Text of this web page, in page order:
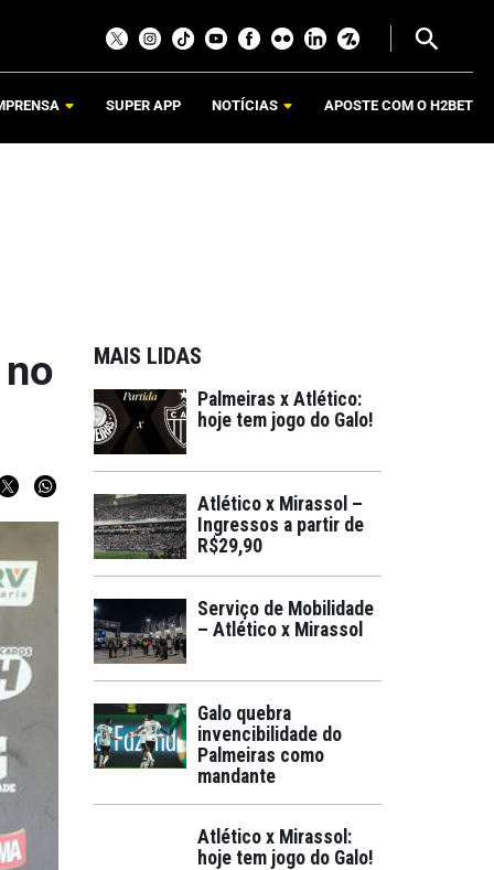
SUPER APP NOTÍCIAS APOSTE COM O H2BET
MAIS LIDAS
Palmeiras x Atlético:
hoje tem jogo do Galo!
Atlético x Mirassol –
Ingressos a partir de
R$29,90
Serviço de Mobilidade
– Atlético x Mirassol
Galo quebra
invencibilidade do
Palmeiras como
mandante
Atlético x Mirassol:
hoje tem jogo do Galo!